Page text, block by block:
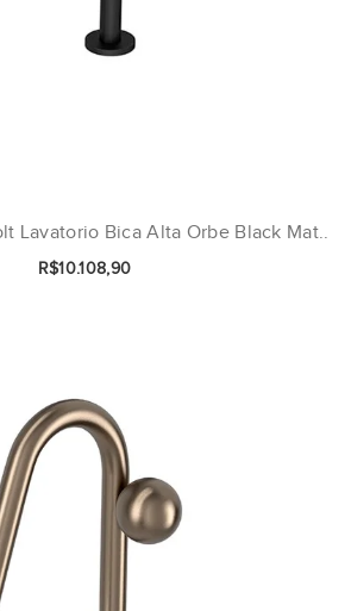
Lavatorio Bica Alta Orbe Black Mat..
R$10.108,90